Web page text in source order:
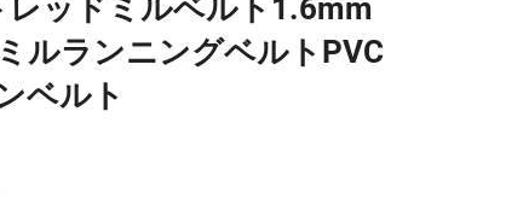
レッドミルベルト1.6mm
ルランニングベルトPVC
ベルト